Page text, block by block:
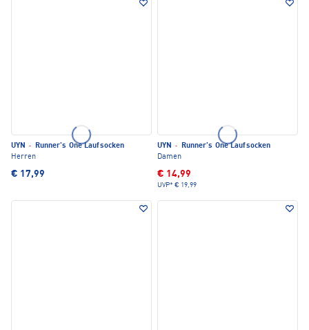
UYN ·
Runner's One Laufsocken
Herren
€ 17,99
UYN ·
Runner's One Laufsocken
Damen
€ 14,99
UVP* € 19,99